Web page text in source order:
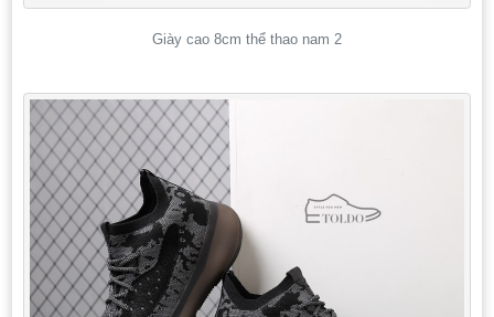
Giày cao 8cm thể thao nam 2